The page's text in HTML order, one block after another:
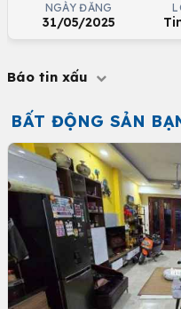
NGÀY ĐĂNG
31/05/2025
Báo tin xấu
BẤT ĐỘNG SẢN